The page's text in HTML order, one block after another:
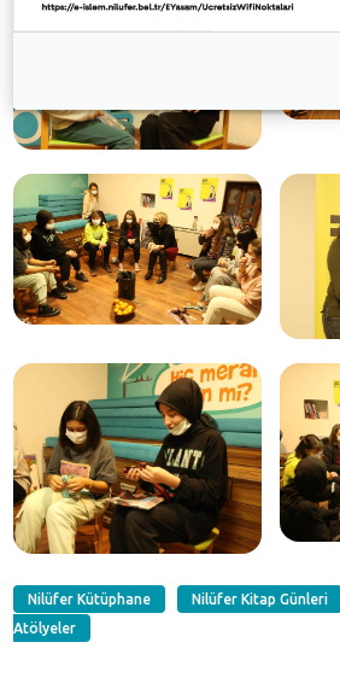
Nilüfer Kütüphane Nilüfer Kitap Günleri
Atölyeler